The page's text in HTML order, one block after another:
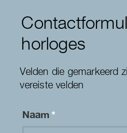
horloges
Velden die gemarkeerd
vereiste velden
Naam*